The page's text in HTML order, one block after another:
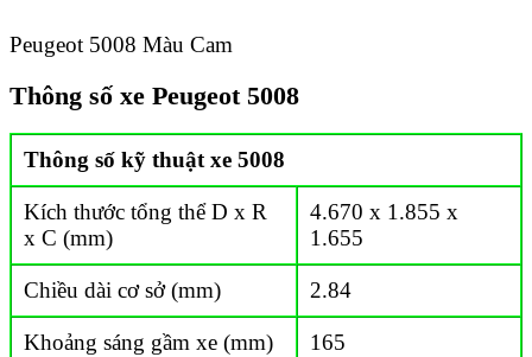
Peugeot 5008 Màu Cam
Thông số xe Peugeot 5008
Thông số kỹ thuật xe 5008
Kích thước tổng thể D x R
x C (mm)
4.670 x 1.855 x
1.655
Chiều dài cơ sở (mm) 2.84
Khoảng sáng gầm xe (mm) 165